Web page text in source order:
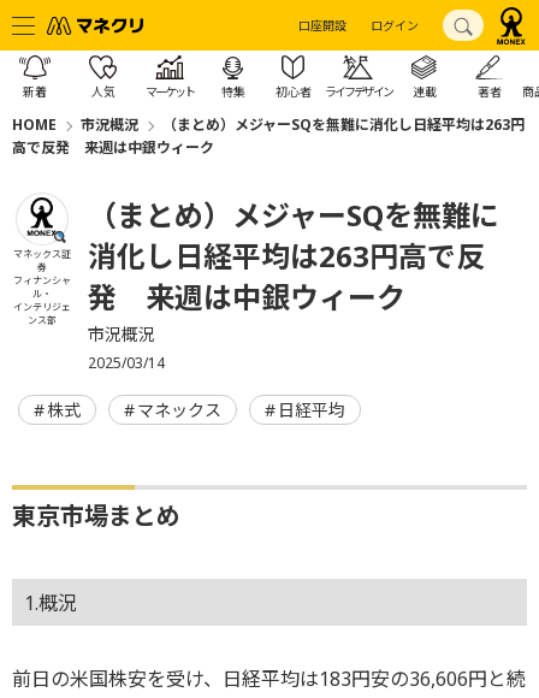
口座開設 ログイン
新着 人気 マーケット 特集 初心者 ライフデザイン 連載 著者 商
HOME 市況概況
（まとめ）メジャーSQを無難に消化し日経平均は263円
高で反発 来週は中銀ウィーク
マネックス証
券
フィナンシャ
ル・
インテリジェ
ンス部
（まとめ）メジャーSQを無難に
消化し日経平均は263円高で反
発 来週は中銀ウィーク
市況概況
2025/03/14
株式 マネックス 日経平均
東京市場まとめ
1.概況
前日の米国株安を受け、日経平均は183円安の36,606円と続